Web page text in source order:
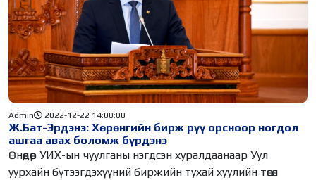
Ж.Бат-Эрдэнэ: Хөрөнгийн бирж рүү орсноор ногдол
ашгаа авах боломж бүрдэнэ
Admin 2022-12-22 14:00:00
Өнөөдөр УИХ-ын чуулганы нэгдсэн хуралдаанаар Уул
уурхайн бүтээгдэхүүний биржийн тухай хуулийн төсөл